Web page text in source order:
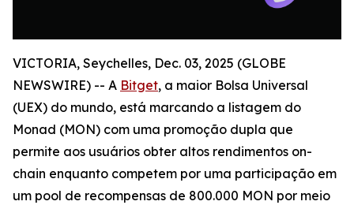
VICTORIA, Seychelles, Dec. 03, 2025 (GLOBE
NEWSWIRE) -- A Bitget, a maior Bolsa Universal
(UEX) do mundo, está marcando a listagem do
Monad (MON) com uma promoção dupla que
permite aos usuários obter altos rendimentos on-
chain enquanto competem por uma participação em
um pool de recompensas de 800.000 MON por meio